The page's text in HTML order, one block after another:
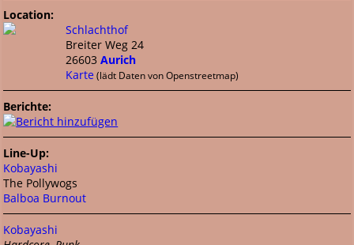
Location:
Schlachthof
Breiter Weg 24
26603Aurich
Karte (lädt Daten von Openstreetmap)
Berichte:
Line-Up:
Kobayashi
The Pollywogs
Balboa Burnout
Kobayashi